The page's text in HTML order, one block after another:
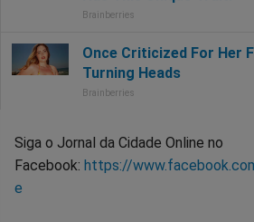
Siga o Jornal da Cidade Online no
Facebook: https://
e